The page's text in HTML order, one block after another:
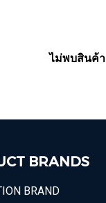
ไม่พบสินค้า
BRANDS
BRAND